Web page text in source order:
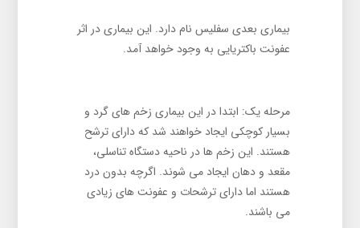
بیماری بعدی سفلیس نام دارد. این بیماری در اثر
عفونت باکتریایی به وجود خواهد آمد.
مرحله یک: ابتدا در این بیماری زخم های گرد و
بسیار کوچکی ایجاد خواهند شد که دارای ترشح
هستند. این زخم ها در ناحیه دستگاه تناسلی،
مقعد و دهان ایجاد می شوند. اگرچه بدون درد
هستند اما دارای ترشحات و عفونت های زیادی
می باشند.